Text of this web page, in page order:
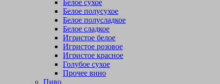
Белое сухое
Белое полусухое
Белое полусладкое
Белое сладкое
Игристое белое
Игристое розовое
Игристое красное
Голубое сухое
Прочее вино
Пиво